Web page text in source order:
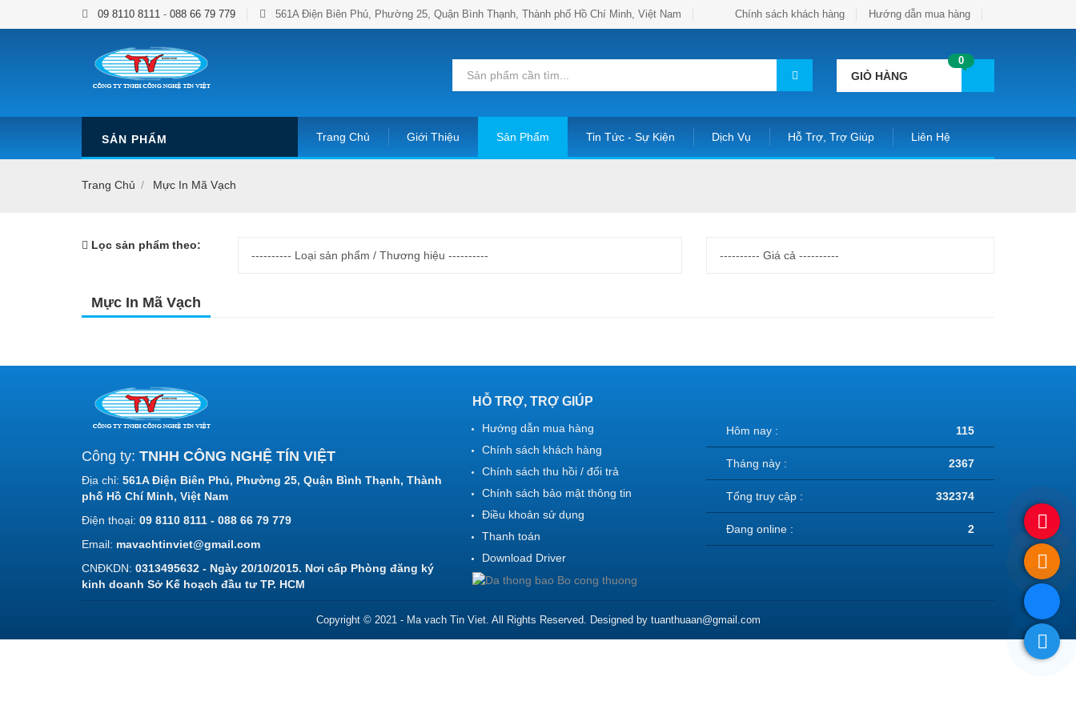
09 8110 8111 - 088 66 79 779 561A Điện Biên Phủ, Phường 25, Quận Bình Thạnh, Thành phố Hồ Chí Minh, Việt Nam Chính sách khách hàng Hướng dẫn mua hàng
GIỎ HÀNG
0
SẢN PHẨM Trang Chủ Giới Thiệu Sản Phẩm Tin Tức - Sự Kiện Dịch Vụ Hỗ Trợ, Trợ Giúp Liên Hệ
Trang Chủ Mực In Mã Vạch
Lọc sản phẩm theo:
Mực In Mã Vạch
Công ty: TNHH CÔNG NGHỆ TÍN VIỆT
Địa chỉ: 561A Điện Biên Phủ, Phường 25, Quận Bình Thạnh, Thành
phố Hồ Chí Minh, Việt Nam
Điện thoại: 09 8110 8111 - 088 66 79 779
Email: mavachtinviet@gmail.com
CNĐKDN: 0313495632 - Ngày 20/10/2015. Nơi cấp Phòng đăng ký
kinh doanh Sở Kế hoạch đầu tư TP. HCM
HỖ TRỢ, TRỢ GIÚP
Hướng dẫn mua hàng
Chính sách khách hàng
Chính sách thu hồi / đổi trả
Chính sách bảo mật thông tin
Điều khoản sử dụng
Thanh toán
Download Driver
Hôm nay : 115
Tháng này : 2367
Tổng truy cập : 332374
Đang online : 2
Copyright © 2021 - Ma vach Tin Viet. All Rights Reserved. Designed by tuanthuaan@gmail.com